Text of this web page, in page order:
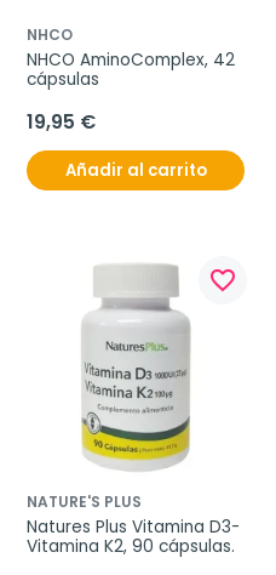
NHCO
NHCO AminoComplex, 42
cápsulas
19,95 €
Añadir al carrito
favorite_border
NATURE'S PLUS
Natures Plus Vitamina D3-
Vitamina K2, 90 cápsulas.